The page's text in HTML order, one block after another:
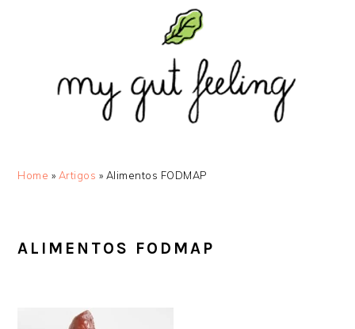
Home » Artigos » Alimentos FODMAP
ALIMENTOS FODMAP